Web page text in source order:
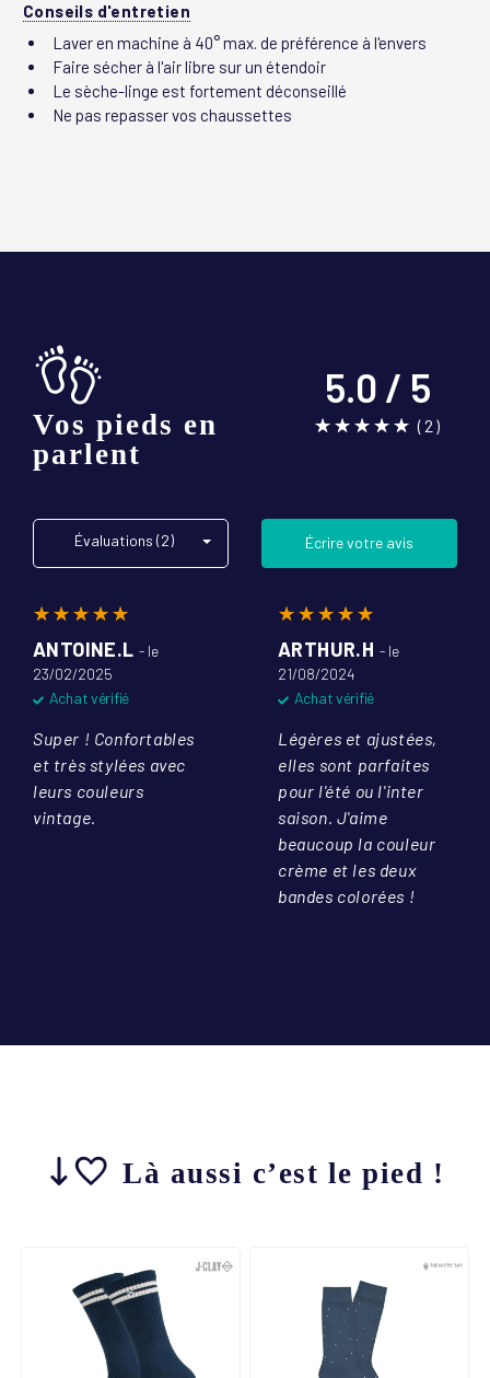
Conseils d'entretien
Laver en machine à 40° max. de préférence à l'envers
Faire sécher à l'air libre sur un étendoir
Le sèche-linge est fortement déconseillé
Ne pas repasser vos chaussettes
Vos pieds en
parlent
5.0 / 5
☆☆☆☆☆
★★★★★ (2)
Évaluations (2) Écrire votre avis
☆☆☆☆☆
★★★★★
ANTOINE.L - le
23/02/2025
Achat vérifié
Super ! Confortables
et très stylées avec
leurs couleurs
vintage.
☆☆☆☆☆
★★★★★
ARTHUR.H - le
21/08/2024
Achat vérifié
Légères et ajustées,
elles sont parfaites
pour l'été ou l'inter
saison. J'aime
beaucoup la couleur
crème et les deux
bandes colorées !
Là aussi c’est le pied !